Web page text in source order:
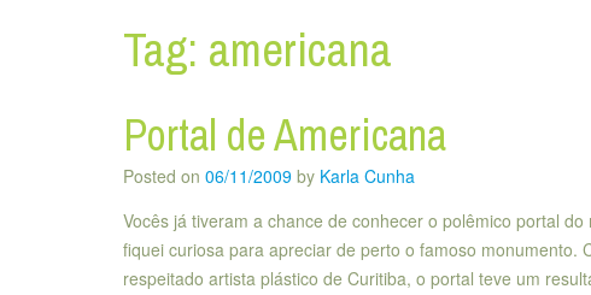
Tag: americana
Portal de Americana
Posted on 06/11/2009 by Karla Cunha
Vocês já tiveram a chance de conhecer o polêmico portal
fiquei curiosa para apreciar de perto o famoso
respeitado artista plástico de Curitiba, o portal teve um